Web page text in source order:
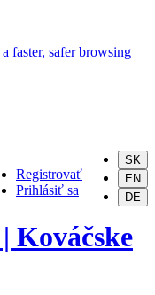
SK
EN
DE
Registrovať
Prihlásiť sa